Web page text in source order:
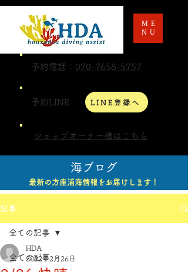
予約電話： 070-7658-5757
予約LINE LINE登録へ
ショップオーナー様はこちら
ME
NU
海ブログ
最新の方座浦海情報をお届けします！
記事
全ての記事
全ての記事
HDA
2022年2月26日